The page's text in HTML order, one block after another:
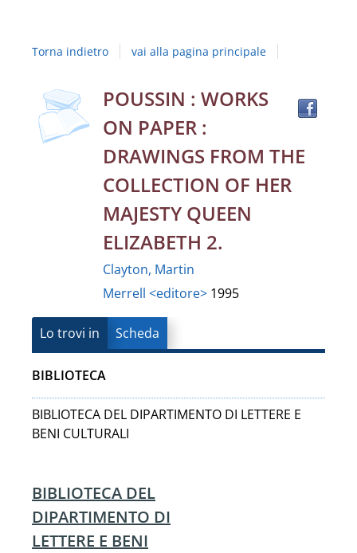
Campania
"Luigi
Vanvitelli"
Torna indietro vai alla pagina principale
Dettaglio
del
documento
POUSSIN : WORKS
ON PAPER :
DRAWINGS FROM THE
COLLECTION OF HER
MAJESTY QUEEN
ELIZABETH 2.
Clayton, Martin
Merrell <editore> 1995
Lo trovi in Scheda
BIBLIOTECA
BIBLIOTECA DEL DIPARTIMENTO DI LETTERE E
BENI CULTURALI
BIBLIOTECA DEL
DIPARTIMENTO DI
LETTERE E BENI